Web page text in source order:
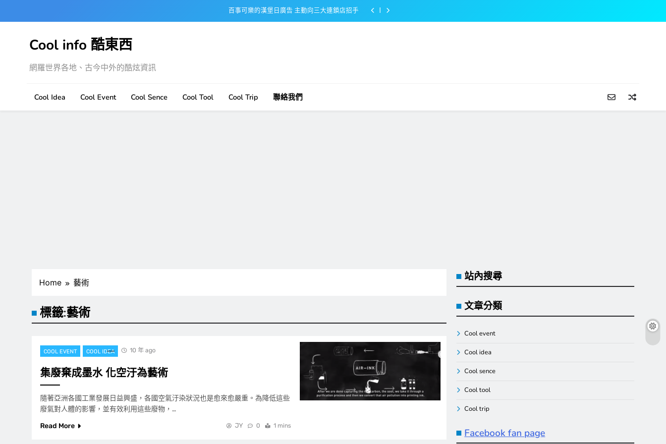
百事可樂的漢堡日廣告 主動向三大連鎖店招手
百事可樂的漢堡日廣告 主動向三大連鎖店招手
Cool info 酷東西
網羅世界各地、古今中外的酷炫資訊
Cool Idea Cool Event Cool Sence Cool Tool Cool Trip 聯絡我們
Home 藝術
標籤:藝術
COOL EVENT COOL IDEA 10 年 ago
集廢棄成墨水 化空汙為藝術
隨著亞洲各國工業發展日益興盛，各國空氣汙染狀況也是愈來愈嚴重。為降低這些
廢氣對人體的影響，並有效利用這些廢物，…
Read More
JY 0 1 mins
站內搜尋
文章分類
Cool event
Cool idea
Cool sence
Cool tool
Cool trip
Facebook fan page